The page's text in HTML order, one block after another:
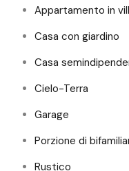
Appartamento in
Casa con giardino
Casa
Cielo-Terra
Garage
Porzione di
Rustico